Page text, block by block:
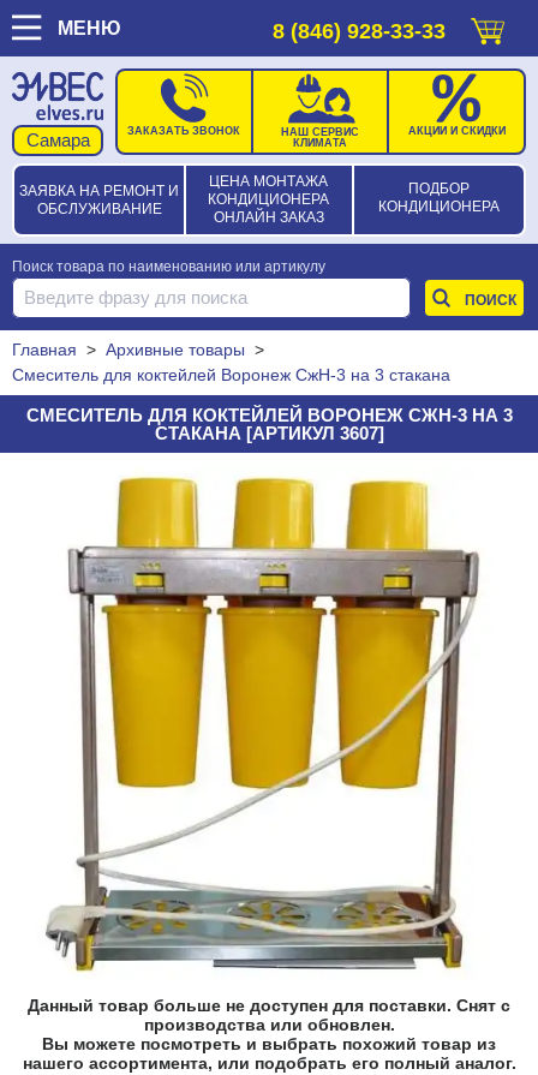
МЕНЮ 8 (846) 928-33-33
ЗАЯВКА НА РЕМОНТ И
ОБСЛУЖИВАНИЕ
ЦЕНА МОНТАЖА
КОНДИЦИОНЕРА
ОНЛАЙН ЗАКАЗ
ПОДБОР
КОНДИЦИОНЕРА
ЗАКАЗАТЬ ЗВОНОК
НАШ СЕРВИС
КЛИМАТА
АКЦИИ И СКИДКИ
Поиск товара по наименованию или артикулу
Главная > Архивные товары >
Смеситель для коктейлей Воронеж СжН-3 на 3 стакана
СМЕСИТЕЛЬ ДЛЯ КОКТЕЙЛЕЙ ВОРОНЕЖ СЖН-3 НА 3
СТАКАНА [АРТИКУЛ 3607]
Данный товар больше не доступен для поставки. Снят с
производства или обновлен.
Вы можете посмотреть и выбрать похожий товар из
нашего ассортимента, или подобрать его полный аналог.